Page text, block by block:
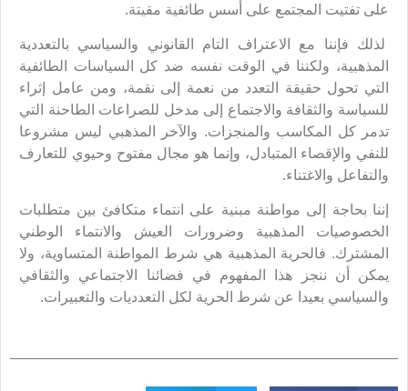
على تفتيت المجتمع على أسس طائفية مقيتة.
لذلك فإننا مع الاعتراف التام القانوني والسياسي بالتعددية
المذهبية، ولكننا في الوقت نفسه ضد كل السياسات الطائفية
التي تحول حقيقة التعدد من نعمة إلى نقمة، ومن عامل إثراء
للسياسة والثقافة والاجتماع إلى مدخل للصراعات الطاحنة التي
تدمر كل المكاسب والمنجزات. والآخر المذهبي ليس مشروعا
للنفي والإقصاء المتبادل، وإنما هو مجال مفتوح وحيوي للتعارف
والتفاعل والاغتناء.
إننا بحاجة إلى مواطنة مبنية على انتماء متكافئ بين متطلبات
الخصوصيات المذهبية وضرورات العيش والانتماء الوطني
المشترك. فالحرية المذهبية هي شرط المواطنة المتساوية، ولا
يمكن أن ننجز هذا المفهوم في فضائنا الاجتماعي والثقافي
والسياسي بعيدا عن شرط الحرية لكل التعدديات والتعبيرات.